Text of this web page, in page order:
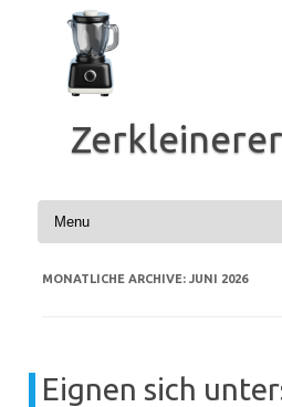
springen
MONATLICHE ARCHIVE: JUNI 2026
Eignen sich